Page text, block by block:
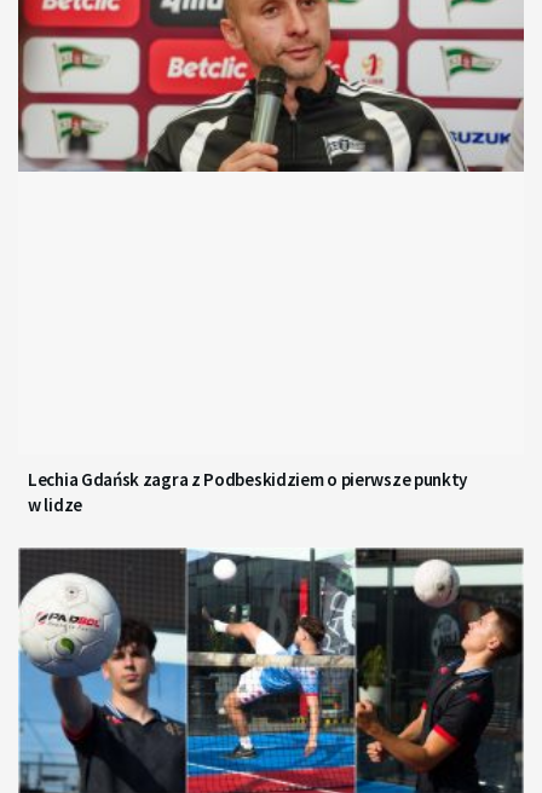
Lechia Gdańsk zagra z Podbeskidziem o pierwsze punkty
w lidze